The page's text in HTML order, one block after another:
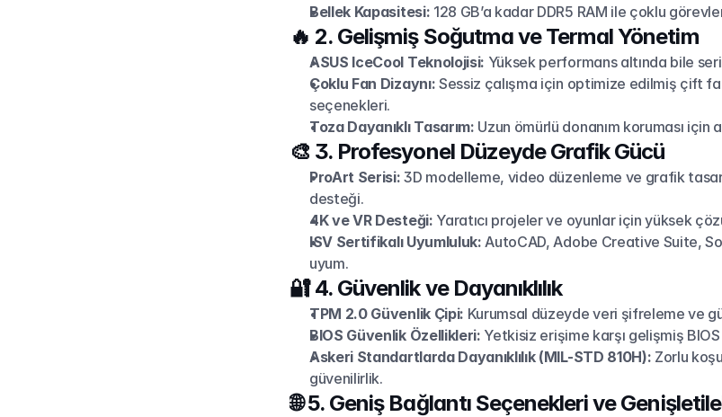
Bellek Kapasitesi: 128 GB’a kadar DDR5 RAM ile çoklu
🔥 2. Gelişmiş Soğutma ve Termal Yönetim
ASUS IceCool Teknolojisi: Yüksek performans altında bile
Çoklu Fan Dizaynı: Sessiz çalışma için optimize edilmiş çift
seçenekleri.
Toza Dayanıklı Tasarım: Uzun ömürlü donanım koruması
🎨 3. Profesyonel Düzeyde Grafik Gücü
ProArt Serisi: 3D modelleme, video düzenleme ve grafik
desteği.
4K ve VR Desteği: Yaratıcı projeler ve oyunlar için yüksek
ISV Sertifikalı Uyumluluk: AutoCAD, Adobe Creative Suite,
uyum.
🔐 4. Güvenlik ve Dayanıklılık
TPM 2.0 Güvenlik Çipi: Kurumsal düzeyde veri şifreleme ve
BIOS Güvenlik Özellikleri: Yetkisiz erişime karşı gelişmiş BIOS
Askeri Standartlarda Dayanıklılık (MIL-STD 810H): Zorlu
güvenilirlik.
🌐 5. Geniş Bağlantı Seçenekleri ve